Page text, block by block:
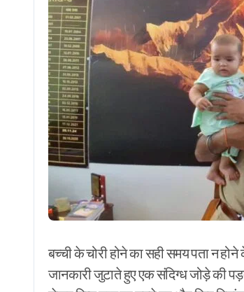
बच्ची के चोरी होने का सही समय पता न
जानकारी जुटाते हुए एक संदिग्ध जोड़े की